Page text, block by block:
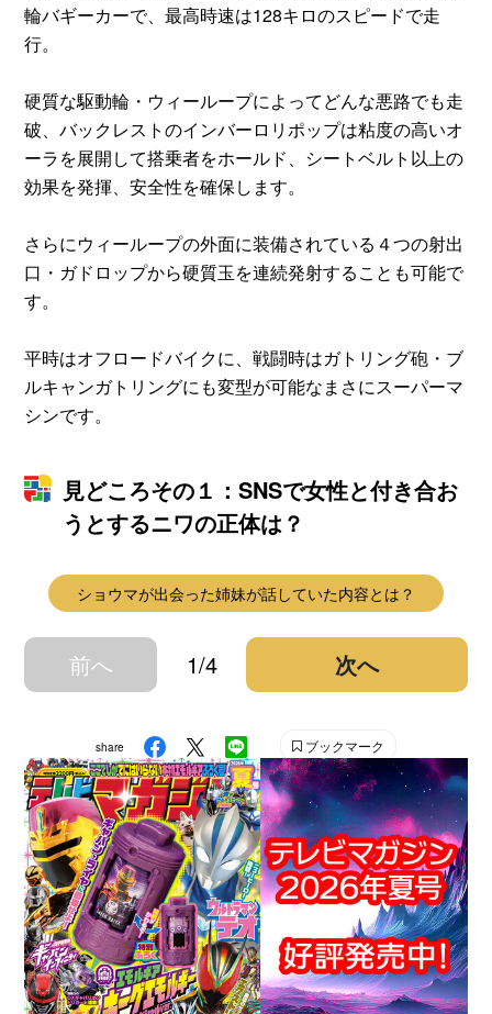
輪バギーカーで、最高時速は128キロのスピードで走
行。
硬質な駆動輪・ウィーループによってどんな悪路でも走
破、バックレストのインバーロリポップは粘度の高いオ
ーラを展開して搭乗者をホールド、シートベルト以上の
効果を発揮、安全性を確保します。
さらにウィーループの外面に装備されている４つの射出
口・ガドロップから硬質玉を連続発射することも可能で
す。
平時はオフロードバイクに、戦闘時はガトリング砲・ブ
ルキャンガトリングにも変型が可能なまさにスーパーマ
シンです。
見どころその１：SNSで女性と付き合お
うとするニワの正体は？
ショウマが出会った姉妹が話していた内容とは？
前へ 1/4 次へ
share ブックマーク